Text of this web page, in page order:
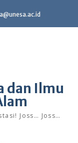
dan Ilmu
Joss… Joss…